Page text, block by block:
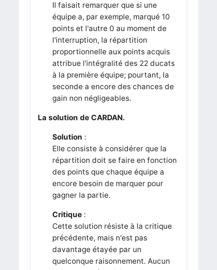
Il faisait remarquer que si une
équipe a, par exemple, marqué 10
points et l'autre 0 au moment de
l'interruption, la répartition
proportionnelle aux points acquis
attribue l'intégralité des 22 ducats
à la première équipe; pourtant, la
seconde a encore des chances de
gain non négligeables.
La solution de CARDAN.
Solution :
Elle consiste à considérer que la
répartition doit se faire en fonction
des points que chaque équipe a
encore besoin de marquer pour
gagner la partie.
Critique:
Cette solution résiste à la critique
précédente, mais n'est pas
davantage étayée par un
quelconque raisonnement. Aucun